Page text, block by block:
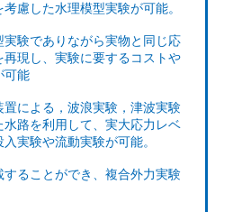
慮した水理模型実験が可能。
実験でありながら実物と同じ応
再現し、実験に要するコストや
可能
置による，波浪実験，津波実験
水路を利用して、実大応力レベ
実験や流動実験が可能。
することができ、複合外力実験